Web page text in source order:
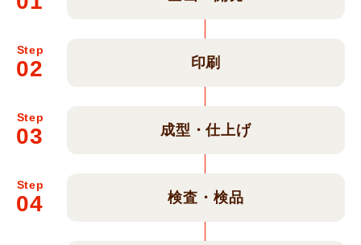
Step
02 印刷
Step
03 成型・仕上げ
Step
04 検査・検品